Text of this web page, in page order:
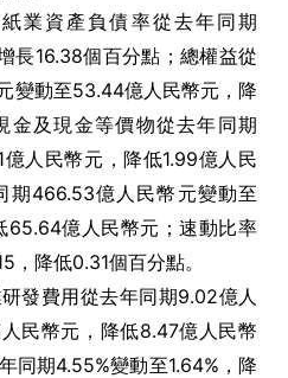
業資產負債率從去年同期
長16.38個百分點；總權益從
變動至53.44億人民幣元，降
金及現金等價物從去年同期
人民幣元，降低1.99億人民
期466.53億人民幣元變動至
億人民幣元；速動比率
降低0.31個百分點。
發費用從去年同期9.02億人
民幣元，降低8.47億人民幣
同期4.55%變動至1.64%，降